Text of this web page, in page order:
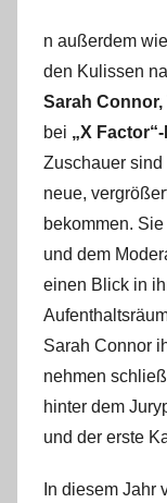
n außerdem
den Kulissen
Sarah
bei „X
Zuschauer
neue,
bekommen.
und dem
einen Blick in
Sarah Connor
nehmen
hinter dem
und der erste
In diesem Jahr